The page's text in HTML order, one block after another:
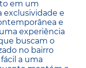
em um
exclusividade e
e
experiência
buscam o
no bairro
a uma